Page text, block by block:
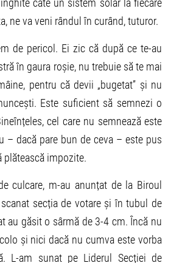
câte un sistem solar la fiecare
ne va veni rândul în curând, tuturor.
de pericol. Ei zic că după ce te-au
în gaura roșie, nu trebuie să te mai
pentru că devii „bugetat” și nu
Este suficient să semnezi o
cel care nu semnează este
– dacă pare bun de ceva – este pus
plătească impozite.
culcare, m-au anunțat de la Biroul
secția de votare și în tubul de
au găsit o sârmă de 3-4 cm. Încă nu
și nici dacă nu cumva este vorba
L-am sunat pe Liderul Secției de